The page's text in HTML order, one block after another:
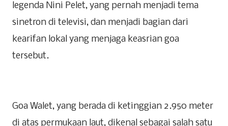
legenda Nini Pelet, yang pernah menjadi tema
sinetron di televisi, dan menjadi bagian dari
kearifan lokal yang menjaga keasrian goa
tersebut.
Goa Walet, yang berada di ketinggian 2.950 meter
di atas permukaan laut, dikenal sebagai salah satu